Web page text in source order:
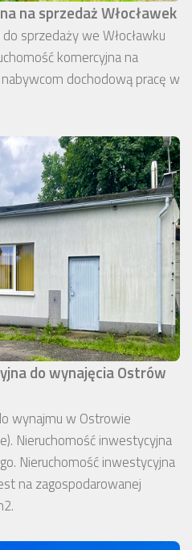
na sprzedaż Włocławek
sprzedaży we Włocławku
komercyjna na
dochodową pracę w
do wynajęcia Ostrów
wynajmu w Ostrowie
Nieruchomość inwestycyjna
Nieruchomość inwestycyjna
na zagospodarowanej